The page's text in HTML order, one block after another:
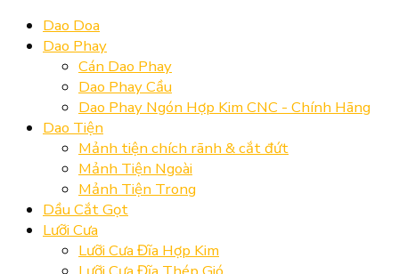
Dao Doa
Dao Phay
Cán Dao Phay
Dao Phay Cầu
Dao Phay Ngón Hợp Kim CNC - Chính Hãng
Dao Tiện
Mảnh tiện chích rãnh & cắt đứt
Mảnh Tiện Ngoài
Mảnh Tiện Trong
Dầu Cắt Gọt
Lưỡi Cưa
Lưỡi Cưa Đĩa Hợp Kim